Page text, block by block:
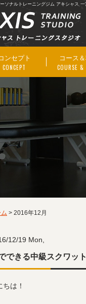
ソナルトレーニングジム アキシャス 一
ンセプト
CONCEPT
コース
COURSE &
> 2016年12月
12/19 Mon,
できる中級スクワット
ちは！